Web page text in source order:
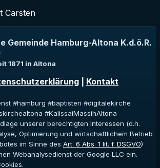
Carsten
Gemeinde Hamburg-Altona K.d.ö.R.
1871 in Altona
Kontakt
#hamburg #baptisten #digitalekirche
#KalissaiMassihAltona
unserer berechtigten Interessen (d.h.
Optimierung und wirtschaftlichem Betrieb
im Sinne des Art. 6 Abs. 1 lit. f. DSGVO)
Webanalysedienst der Google LLC ein.